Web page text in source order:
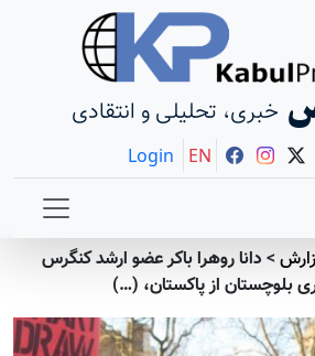
خبری، تحلیلی و انتقادی
Login EN
> دانا روهرا باکر عضو ارشد کنگرس
بلوچستان از پاکستان، (…)